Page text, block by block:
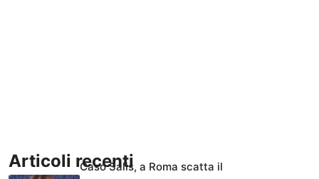
Articoli recentiCaso Salis, a Roma scatta il